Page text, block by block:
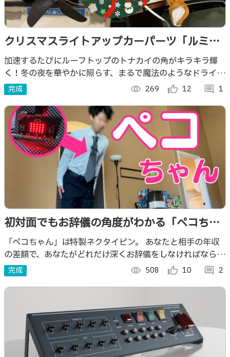
クリスマスライトアップカーパーツ「ルミち
ゃん」
加速するたびにルーフトップのトナカイの角がキラキラ輝
く！冬の夜を華やかに照らす、まるで魔法のようなドライブ
体験をお届けします。
完成 visibility 269 thumb_up_alt 12 comment 1
初対面でもお辞儀の角度がわかる「ペコちゃ
ん」
「ペコちゃん」は特製ネクタイピン。 あなたと相手の年収
の差額で、あなたがどれだけ深くお辞儀をしなければならな
いかをハッキリ分からせてくれます。
完成 visibility 508 thumb_up_alt 10 comment 2